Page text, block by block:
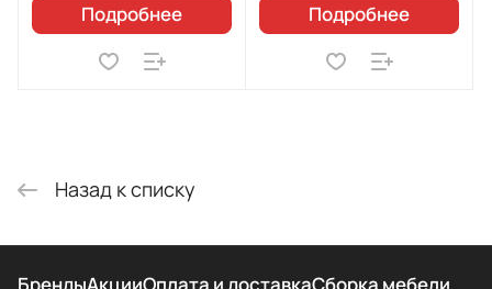
Подробнее Подробнее
Назад к списку